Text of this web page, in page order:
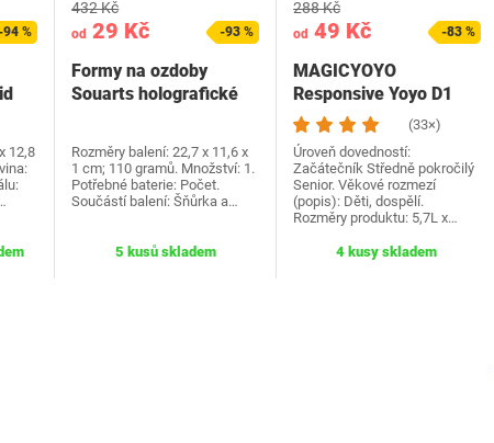
-94 %
12,8
od 29 Kč
432 Kč
-93 %
Formy na ozdoby
Souarts holografické
Rozměry balení: 22,7 x 11,6 x
1 cm; 110 gramů. Množství: 1.
Potřebné baterie: Počet.
Součástí balení: Šňůrka a…
5 kusů skladem
od49 Kč
288 Kč
-83 %
MAGICYOYO
Responsive Yoyo D1
GHZ, Profesionální
dětské…
(33×)
Úroveň dovedností:
Začátečník Středně pokročilý
Senior. Věkové rozmezí
(popis): Děti, dospělí.
Rozměry produktu: 5,7L x…
4 kusy skladem